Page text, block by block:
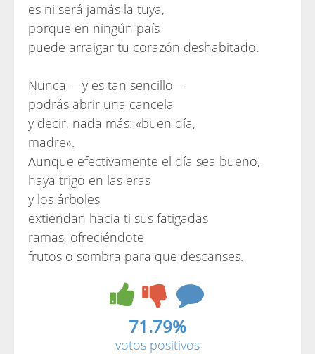
es ni será jamás la tuya,
porque en ningún país
puede arraigar tu corazón deshabitado.
Nunca —y es tan sencillo—
podrás abrir una cancela
y decir, nada más: «buen día,
madre».
Aunque efectivamente el día sea bueno,
haya trigo en las eras
y los árboles
extiendan hacia ti sus fatigadas
ramas, ofreciéndote
frutos o sombra para que descanses.
71.79%
votos positivos